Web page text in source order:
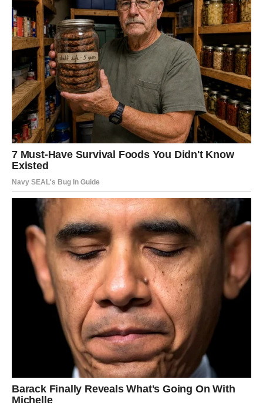
Karma vam vraća sve što ste izgubili
Pred vama je jedan od najvažnijih perioda u posljednjih
nekoliko godina.
VODOLIJA
Zvijezde vam donose neočekivane prilike i veoma
zanimljive ljude.
Jedna poslovna ili ljubavna situacija mogla bi vam
potpuno promijeniti životni pravac.
Sudbina vam sprema veliko iznenađenje
Pred vama su veoma važni trenuci.
RIBE
Ribe ulaze u mnogo nježniji i emotivno sretniji period
Poslije mnogo tuge dolazi osjećaj mira, sigurnosti i
ljubavi.